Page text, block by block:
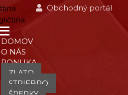
Obchodný portál
DOMOV
O NÁS
PONUKA
ZLATO
STRIEBRO